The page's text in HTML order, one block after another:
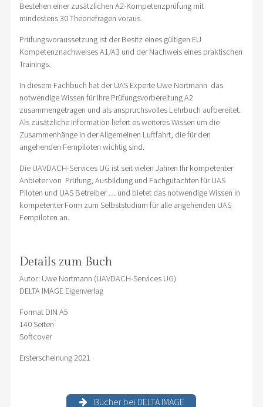
Bestehen einer zusätzlichen A2-Kompetenzprüfung mit
mindestens 30 Theoriefragen voraus.
Prüfungsvoraussetzung ist der Besitz eines gültigen EU
Kompetenznachweises A1/A3 und der Nachweis eines praktischen
Trainings.
In diesem Fachbuch hat der UAS Experte Uwe Nortmann das
notwendige Wissen für Ihre Prüfungsvorbereitung A2
zusammengetragen und als anspruchsvolles Lehrbuch aufbereitet.
Als zusätzliche Information liefert es weiteres Wissen um die
Zusammenhänge in der Allgemeinen Luftfahrt, die für den
angehenden Fernpiloten wichtig sind.
Die UAVDACH-Services UG ist seit vielen Jahren Ihr kompetenter
Anbieter von Prüfung, Ausbildung und Fachgutachten für UAS
Piloten und UAS Betreiber … und bietet das notwendige Wissen in
kompetenter Form zum Selbststudium für alle angehenden UAS
Fernpiloten an.
Details zum Buch
Autor: Uwe Nortmann (UAVDACH-Services UG)
DELTA IMAGE Eigenverlag
Format DIN A5
140 Seiten
Softcover
Ersterscheinung 2021
Bücher bei DELTA IMAGE